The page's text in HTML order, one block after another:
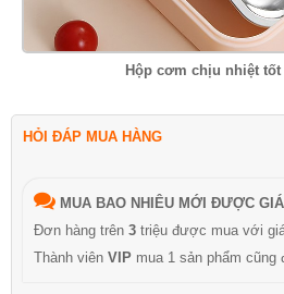
Hộp cơm chịu nhiệt
HỎI ĐÁP MUA HÀNG
MUA BAO NHIÊU MỚI ĐƯỢC
Đơn hàng trên 3 triệu được mua với
Thành viên VIP mua 1 sản phẩm